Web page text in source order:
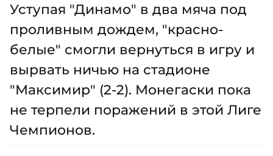
Уступая "Динамо" в два мяча под
проливным дождем, "красно-
белые" смогли вернуться в игру и
вырвать ничью на стадионе
"Максимир" (2-2). Монегаски пока
не терпели поражений в этой Лиге
Чемпионов.